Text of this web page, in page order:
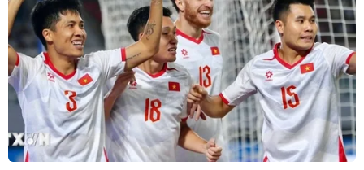
Mỹ phát tín hiệu ủng hộ ổn định
đồng won của Hàn Quốc
05/08/2026 23:26
Mỹ hoàn trả khoảng 100 tỷ USD thuế
quan sau phán quyết của Tòa án Tối